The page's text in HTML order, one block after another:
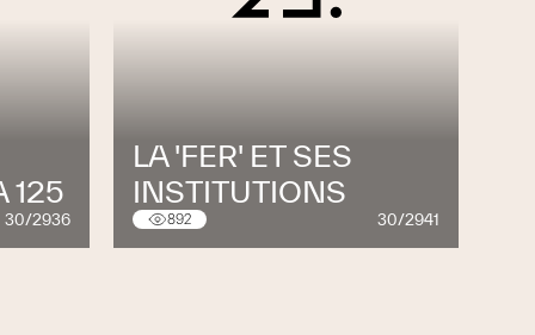
125
30/2936
LA 'FER' ET SES
INSTITUTIONS
892 30/2941